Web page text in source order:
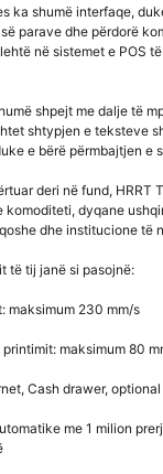
ka shumë interfaqe,
parave dhe përdorë
në sistemet e POS
shpejt me dalje të
shtypjen e teksteve
e bërë përmbajtjen e
deri në fund, HRRT
komoditeti, dyqane
dhe institucione të
të tij janë si pasojnë:
maksimum 230 mm/s
maksimum 80
Cash drawer,
me 1 milion